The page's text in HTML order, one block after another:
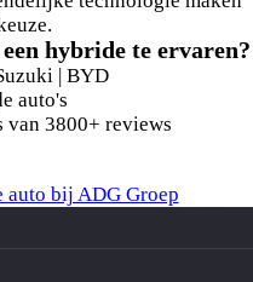
hybride te ervaren?
| BYD
auto's
van 3800+ reviews
bij ADG Groep